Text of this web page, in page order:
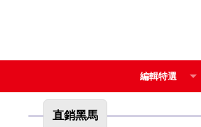
編輯特選
直銷黑馬